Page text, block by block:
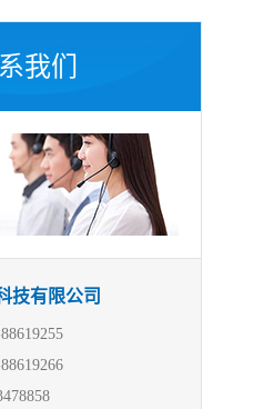
我们
技有限公司